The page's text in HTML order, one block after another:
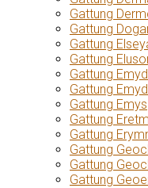
Gattung
Gattung
Gattung
Gattung
Gattung
Gattung
Gattung Emys
Gattung
Gattung
Gattung
Gattung
Gattung